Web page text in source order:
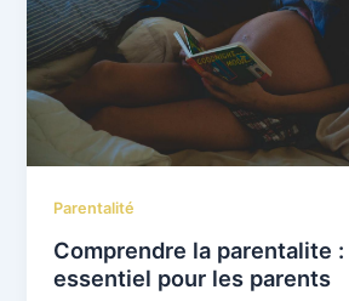
Parentalité
Comprendre la parentalite
essentiel pour les parents